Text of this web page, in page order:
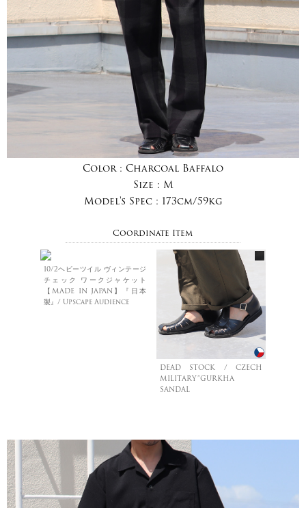
Color : Charcoal Baffalo
Size : M
Model's Spec : 173cm/59kg
Coordinate Item
10/2ヘビーツイル ヴィンテージ
チェック ワークジャケット
【MADE IN JAPAN】『日本
製』/ Upscape Audience
DEAD STOCK / CZECH
MILITARY”GURKHA
SANDAL